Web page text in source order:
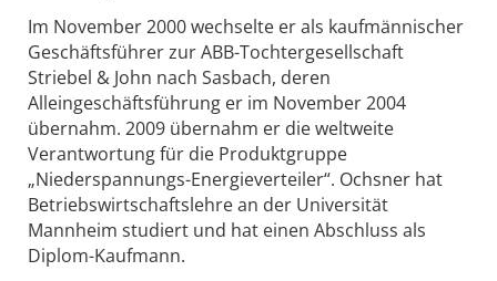
Im November 2000 wechselte er als kaufmännischer
Geschäftsführer zur ABB-Tochtergesellschaft
Striebel & John nach Sasbach, deren
Alleingeschäftsführung er im November 2004
übernahm. 2009 übernahm er die weltweite
Verantwortung für die Produktgruppe
„Niederspannungs-Energieverteiler“. Ochsner hat
Betriebswirtschaftslehre an der Universität
Mannheim studiert und hat einen Abschluss als
Diplom-Kaufmann.